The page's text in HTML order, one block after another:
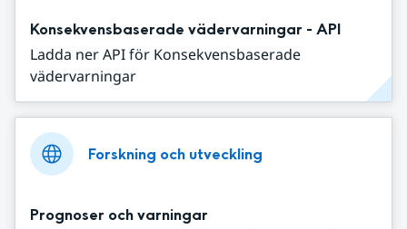
Konsekvensbaserade vädervarningar - API
Ladda ner API för Konsekvensbaserade
vädervarningar
Forskning och utveckling
Prognoser och varningar